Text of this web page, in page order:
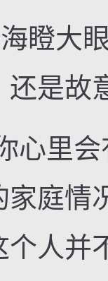
大眼
还是故
里会
家庭情
个人并